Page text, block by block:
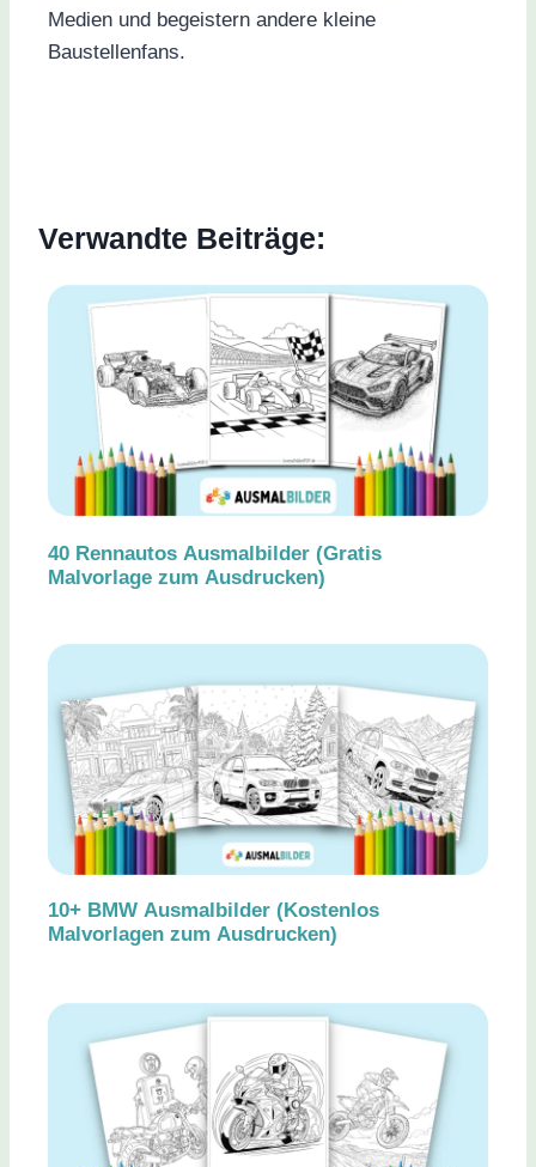
Medien und begeistern andere kleine
Baustellenfans.
Verwandte Beiträge:
40 Rennautos Ausmalbilder (Gratis
Malvorlage zum Ausdrucken)
10+ BMW Ausmalbilder (Kostenlos
Malvorlagen zum Ausdrucken)